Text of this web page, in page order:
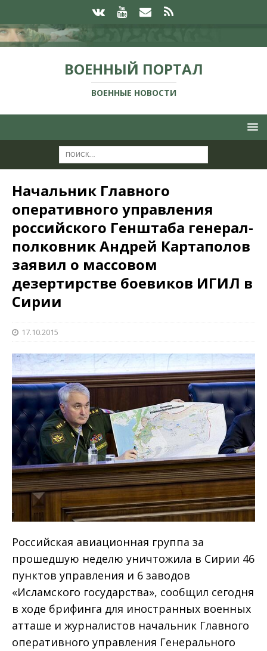
ВОЕННЫЙ ПОРТАЛ
ВОЕННЫЕ НОВОСТИ
Начальник Главного
оперативного управления
российского Генштаба генерал-
полковник Андрей Картаполов
заявил о массовом
дезертирстве боевиков ИГИЛ в
Сирии
17.10.2015
Российская авиационная группа за
прошедшую неделю уничтожила в Сирии 46
пунктов управления и 6 заводов
«Исламского государства», сообщил сегодня
в ходе брифинга для иностранных военных
атташе и журналистов начальник Главного
оперативного управления Генерального